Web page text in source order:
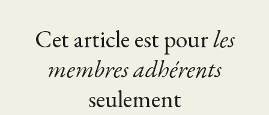
Cet article est pourles
membres adhérents
seulement